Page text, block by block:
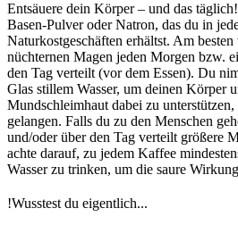
Entsäuere dein Körper – und das
Basen-Pulver oder Natron, das du in
Naturkostgeschäften erhältst. Am
nüchternen Magen jeden Morgen bzw.
den Tag verteilt (vor dem Essen). Du
Glas stillem Wasser, um deinen Körper
Mundschleimhaut dabei zu
gelangen. Falls du zu den Menschen
und/oder über den Tag verteilt größere
achte darauf, zu jedem Kaffee
Wasser zu trinken, um die saure
!Wusstest du eigentlich...